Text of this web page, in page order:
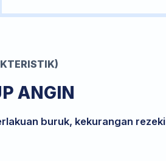
ANGIN
buruk, kekurangan rezeki